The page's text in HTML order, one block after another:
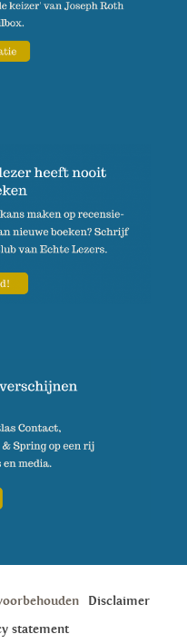
Disclaimer
statement